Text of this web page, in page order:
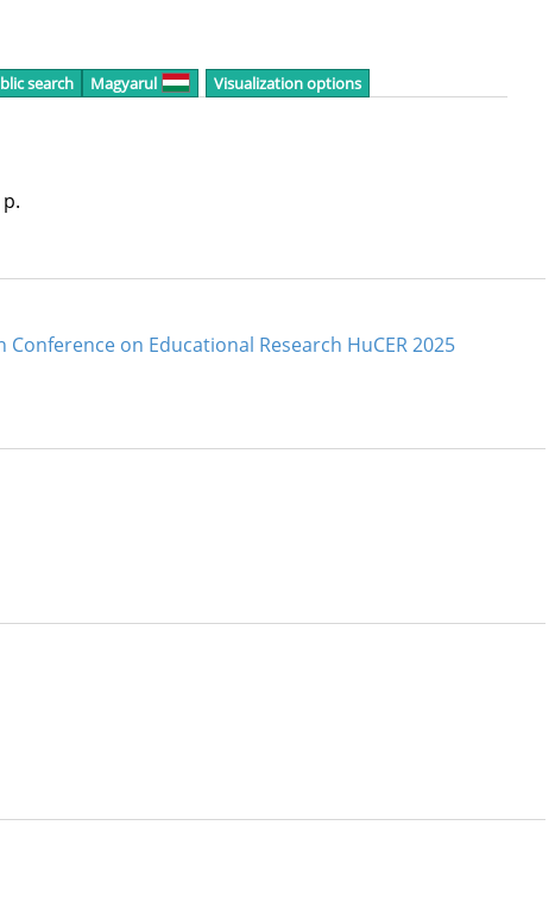
search Magyarul Visualization options
on Educational Research HuCER 2025